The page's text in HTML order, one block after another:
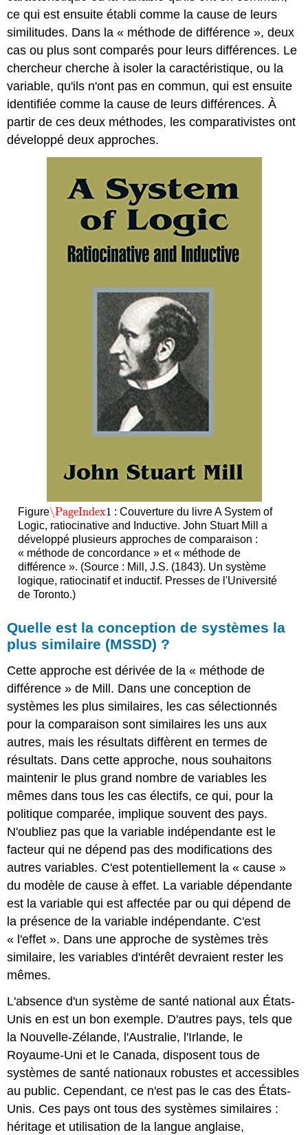
ce qui est ensuite établi comme la cause de leurs
similitudes. Dans la « méthode de différence », deux
cas ou plus sont comparés pour leurs différences. Le
chercheur cherche à isoler la caractéristique, ou la
variable, qu'ils n'ont pas en commun, qui est ensuite
identifiée comme la cause de leurs différences. À
partir de ces deux méthodes, les comparativistes ont
développé deux approches.
Figure\PageIndex1
\PageIndex1 : Couverture du livre A System of
Logic, ratiocinative and Inductive. John Stuart Mill a
développé plusieurs approches de comparaison :
« méthode de concordance » et « méthode de
différence ». (Source : Mill, J.S. (1843). Un système
logique, ratiocinatif et inductif. Presses de l'Université
de Toronto.)
Quelle est la conception de systèmes la
plus similaire (MSSD) ?
Cette approche est dérivée de la « méthode de
différence » de Mill. Dans une conception de
systèmes les plus similaires, les cas sélectionnés
pour la comparaison sont similaires les uns aux
autres, mais les résultats diffèrent en termes de
résultats. Dans cette approche, nous souhaitons
maintenir le plus grand nombre de variables les
mêmes dans tous les cas électifs, ce qui, pour la
politique comparée, implique souvent des pays.
N'oubliez pas que la variable indépendante est le
facteur qui ne dépend pas des modifications des
autres variables. C'est potentiellement la « cause »
du modèle de cause à effet. La variable dépendante
est la variable qui est affectée par ou qui dépend de
la présence de la variable indépendante. C'est
« l'effet ». Dans une approche de systèmes très
similaire, les variables d'intérêt devraient rester les
mêmes.
L'absence d'un système de santé national aux États-
Unis en est un bon exemple. D'autres pays, tels que
la Nouvelle-Zélande, l'Australie, l'Irlande, le
Royaume-Uni et le Canada, disposent tous de
systèmes de santé nationaux robustes et accessibles
au public. Cependant, ce n'est pas le cas des États-
Unis. Ces pays ont tous des systèmes similaires :
héritage et utilisation de la langue anglaise,